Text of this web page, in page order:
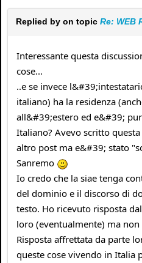
Replied by on topic Re: WEB
Interessante questa
cose...
..e se invece
italiano) ha la residenza
all&#39;estero ed e&#39;
Italiano? Avevo scritto
altro post ma e&#39; stato
Sanremo
Io credo che la siae tenga
del dominio e il discorso di
testo. Ho ricevuto risposta
loro (eventualmente) ma
Risposta affrettata da parte
queste cose vivendo in Italia